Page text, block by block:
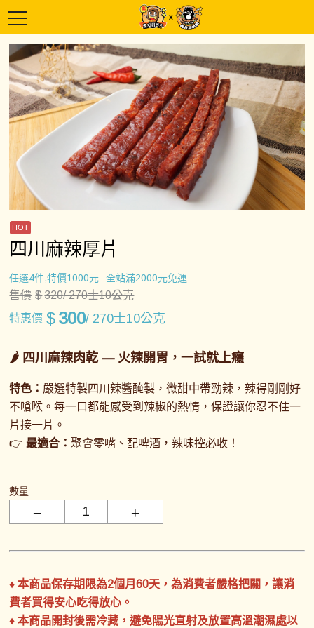
四川麻辣厚片
任選4件,特價1000元 全站滿2000元免運
售價 $320/ 270士10公克
特惠價 $300/ 270士10公克
🌶️ 四川麻辣肉乾— 火辣開胃，一試就上癮
特色： 嚴選特製四川辣醬醃製，微甜中帶勁辣，辣得剛剛好
不嗆喉。每一口都能感受到辣椒的熱情，保證讓你忍不住一
片接一片。
👉 最適合：聚會零嘴、配啤酒，辣味控必收！
數量
♦ 本商品保存期限為2個月60天，為消費者嚴格把關，讓消
費者買得安心吃得放心。
♦ 本商品開封後需冷藏，避免陽光直射及放置高溫潮濕處以